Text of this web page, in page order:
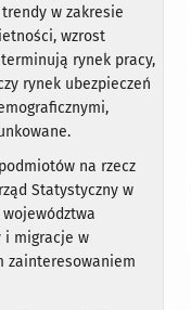
w zakresie
wzrost
rynek pracy,
rynek ubezpieczeń
na rzecz
Statystyczny w
i migracje w
zainteresowaniem